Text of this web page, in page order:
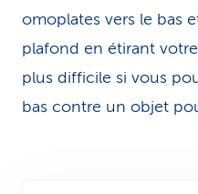
omoplates vers le bas
plafond en étirant
plus difficile si vous
bas contre un objet